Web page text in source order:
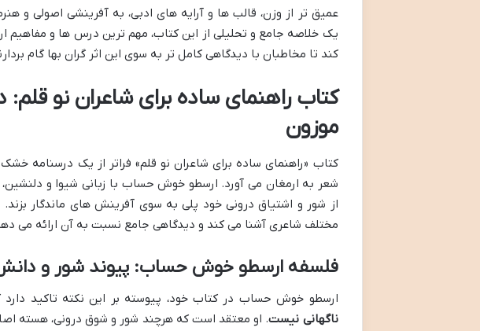
عمیق تر از وزن، قالب ها و آرایه های ادبی، به آفرینشی اصولی و
یک خلاصه جامع و تحلیلی از این کتاب، مهم ترین درس ها و
کند تا مخاطبان با دیدگاهی کامل تر به سوی این اثر گران بها گام
کتاب راهنمای ساده برای شاعران نو قلم:
موزون
کتاب «راهنمای ساده برای شاعران نو قلم» فراتر از یک درسنامه
شعر به ارمغان می آورد. ارسطو خوش حساب با زبانی شیوا و
از شور و اشتیاق درونی خود پلی به سوی آفرینش های ماندگار بزند.
مختلف شاعری آشنا می کند و دیدگاهی جامع نسبت به آن ارائه می
فلسفه ارسطو خوش حساب: پیوند شور و
ارسطو خوش حساب در کتاب خود، پیوسته بر این نکته تاکید
ناگهانی نیست. او معتقد است که هرچند شور و شوق درونی، هسته